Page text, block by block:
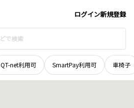
ログイン新規登録
QT-net利用可 SmartPay利用可 車椅子